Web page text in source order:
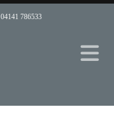
04141 786533